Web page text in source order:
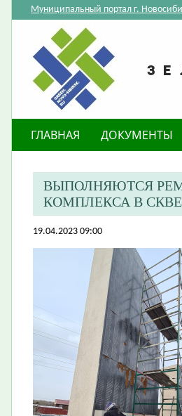
Муниципальный портал г.
ГЛАВНАЯ ДОКУМЕНТЫ
ВЫПОЛНЯЮТСЯ
КОМПЛЕКСА В
19.04.2023 09:00